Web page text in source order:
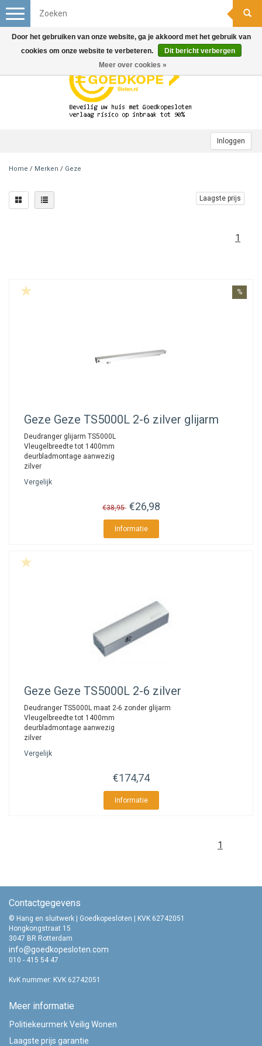
Inloggen
Toggle
navigation
Home / Merken / Geze
Laagste prijs
1
%
Geze Geze TS5000L 2-6 zilver glijarm
Deudranger glijarm TS5000L
Vleugelbreedte tot 1400mm
deurbladmontage aanwezig
zilver
Vergelijk
€38,95 €26,98
Informatie
Geze Geze TS5000L 2-6 zilver
Deudranger TS5000L maat 2-6 zonder glijarm
Vleugelbreedte tot 1400mm
deurbladmontage aanwezig
zilver
Vergelijk
€174,74
Informatie
1
Contactgegevens
© Hang en sluitwerk | Goedkopesloten | KVK 62742051
Hongkongstraat 15
3047 BR Rotterdam
info@goedkopesloten.com
010 - 415 54 47
KvK nummer: KVK 62742051
Meer informatie
Politiekeurmerk Veilig Wonen
Laagste prijs garantie
Door het gebruiken van onze website, ga je akkoord met het gebruik van
cookies om onze website te verbeteren.
Dit bericht verbergen
Meer over cookies »